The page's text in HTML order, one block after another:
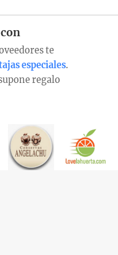
te
especiales.
regalo